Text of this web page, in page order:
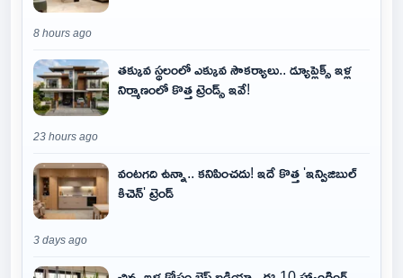
8 hours ago
తక్కువ స్థలంలో ఎక్కువ సౌకర్యాలు.. డ్యూప్లెక్స్ ఇళ్ల
నిర్మాణంలో కొత్త ట్రెండ్స్ ఇవే!
23 hours ago
వంటగది ఉన్నా.. కనిపించదు! ఇదే కొత్త 'ఇన్విజిబుల్
కిచెన్' ట్రెండ్
3 days ago